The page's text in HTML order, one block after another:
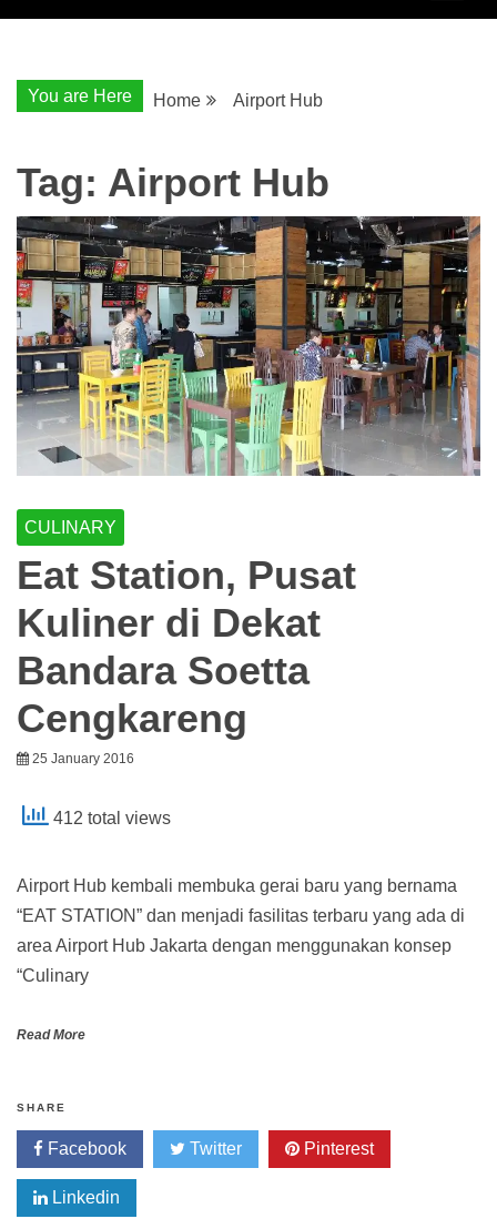
You are Here Home Airport Hub
Tag: Airport Hub
CULINARY
Eat Station, Pusat
Kuliner di Dekat
Bandara Soetta
Cengkareng
25 January 2016
412 total views
Airport Hub kembali membuka gerai baru yang bernama
“EAT STATION” dan menjadi fasilitas terbaru yang ada di
area Airport Hub Jakarta dengan menggunakan konsep
“Culinary
Read More
SHARE
Facebook Twitter Pinterest
Linkedin